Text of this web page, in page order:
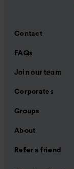
Contact
FAQs
Join our team
Corporates
Groups
About
Refer a friend